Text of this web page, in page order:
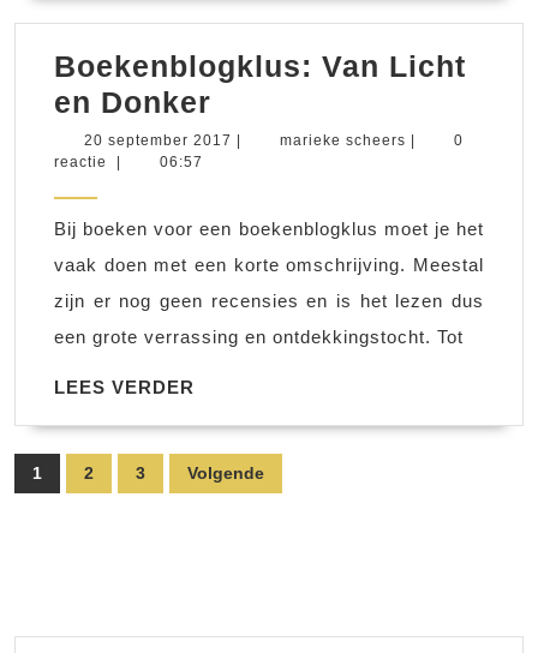
Boekenblogklus: Van Licht
en Donker
Van
Donker
20 september 2017 20
marieke scheers marieke
0
reactie
06:57
Bij boeken voor een boekenblogklus moet je het
vaak doen met een korte omschrijving. Meestal
zijn er nog geen recensies en is het lezen dus
een grote verrassing en ontdekkingstocht. Tot
LEES VERDER
Berichten
paginering
1 2 3 Volgende